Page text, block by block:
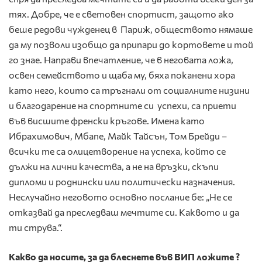
тях. Добре, че е световен спортист, защото ако
беше редови чужденец в Париж, обществото нямаше
да му позволи изобщо да припари до кортовете и той
го знае. Направи впечатление, че в неговата ложа,
освен семейството и щаба му, бяха поканени хора
като него, които са тръгнали от социалните низини
и благодарение на спортните си успехи, са приети
във висшите френски кръгове. Имена като
Ибрахимович, Мбапе, Майк Тайсън, Том Брейди –
всички те са олицетворение на успеха, който се
дължи на лични качества, а не на връзки, скъпи
дипломи и роднински или политически назначения.
Неслучайно неговото основно послание бе: „Не се
отказвай да преследваш мечтите си. Каквото и да
ти струва.“.
Какво да носите, за да блеснете във ВИП ложите ?